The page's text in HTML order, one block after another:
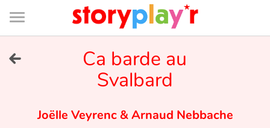
Connexion
Bibliothèque
de
page
Tester gratuitement
Ca barde au
Svalbard
Joëlle Veyrenc&Arnaud Nebbache